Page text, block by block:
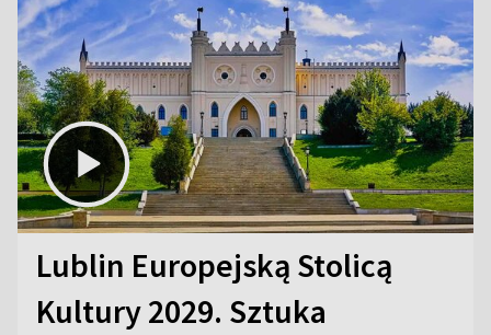
Lublin Europejską Stolicą
Kultury 2029. Sztuka